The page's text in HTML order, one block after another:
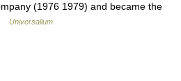
(1976 1979) and became the
Universalium